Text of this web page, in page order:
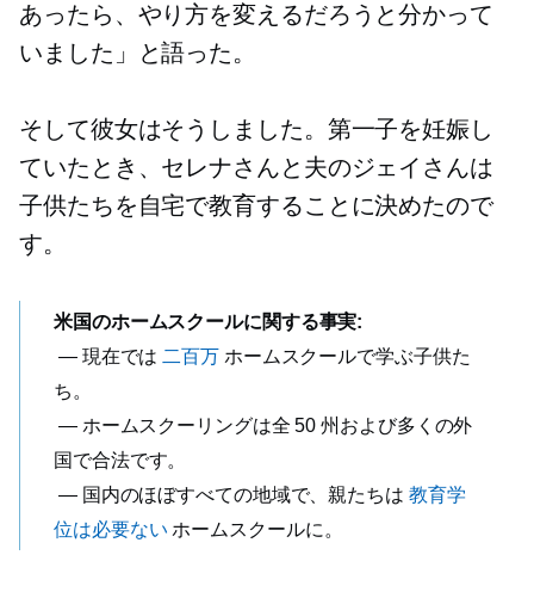
あったら、やり方を変えるだろうと分かって
いました」と語った。
そして彼女はそうしました。第一子を妊娠し
ていたとき、セレナさんと夫のジェイさんは
子供たちを自宅で教育することに決めたので
す。
米国のホームスクールに関する事実:
— 現在では 二百万ホームスクールで学ぶ子供た
ち。
— ホームスクーリングは全 50 州および多くの外
国で合法です。
— 国内のほぼすべての地域で、親たちは 教育学
位は必要ない ホームスクールに。